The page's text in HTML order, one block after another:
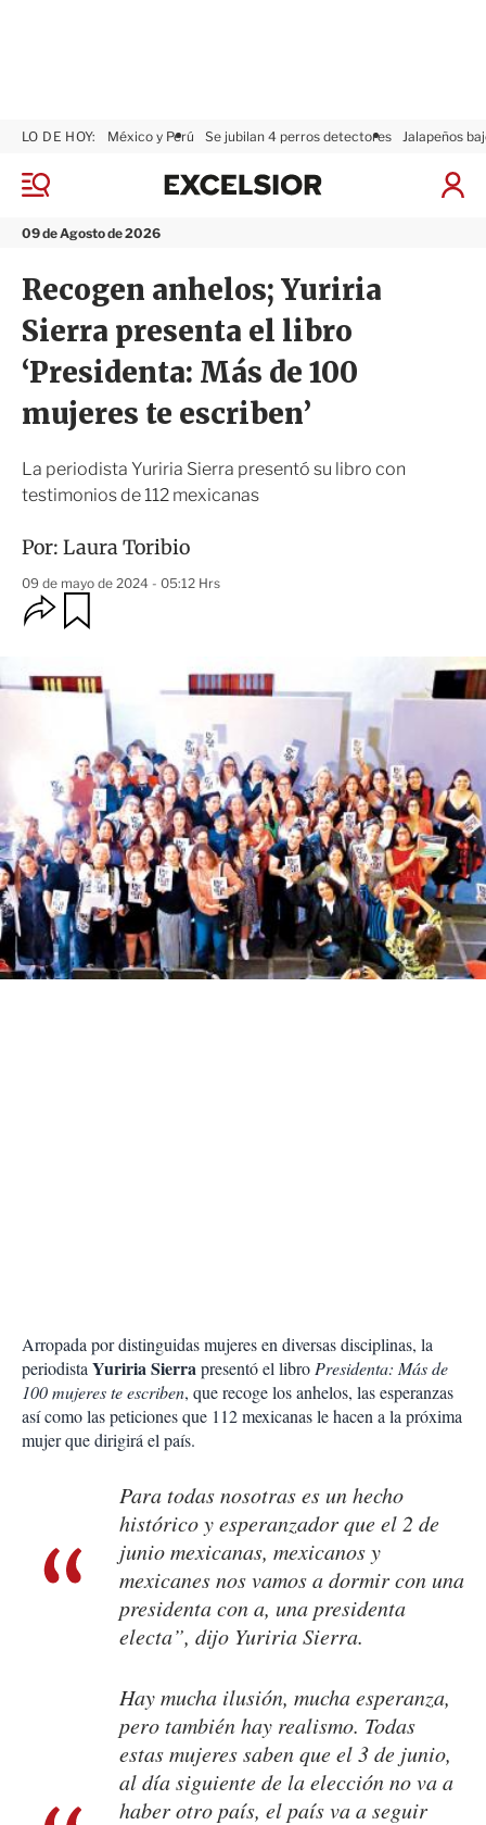
M
n
09 de Agosto de 2026
LO DE HOY: México y Perú Se jubilan 4 perros detectores Jalapeños
I
x
i
r
Recogen anhelos; Yuriria
Sierra presenta el libro
‘Presidenta: Más de 100
mujeres te escriben’
La periodista Yuriria Sierra presentó su libro con
testimonios de 112 mexicanas
Por: Laura Toribio
09 de mayo de 2024 - 05:12 Hrs
O
p
o
e
c
o
m
p
a
r
t
i
r
d
a
Arropada por distinguidas mujeres en diversas disciplinas, la
periodistaYuriria Sierrapresentó el libroPresidenta: Más de
100 mujeres te escriben, que recoge los anhelos, las esperanzas
así como las peticiones que 112 mexicanas le hacen a la próxima
mujer que dirigirá el país.
Para todas nosotras es un hecho
histórico y esperanzador que el 2 de
junio mexicanas, mexicanos y
mexicanes nos vamos a dormir con una
presidenta con a, una presidenta
electa”, dijo Yuriria Sierra.
Hay mucha ilusión, mucha esperanza,
pero también hay realismo. Todas
estas mujeres saben que el 3 de junio,
al día siguiente de la elección no va a
haber otro país, el país va a seguir